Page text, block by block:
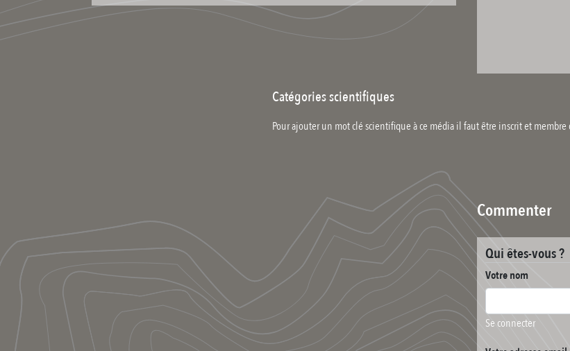
Catégories scientifiques
Pour ajouter un mot clé scientifique à ce média il faut être inscrit et
Commenter
Qui êtes-vous ?
Votre nom
Se connecter